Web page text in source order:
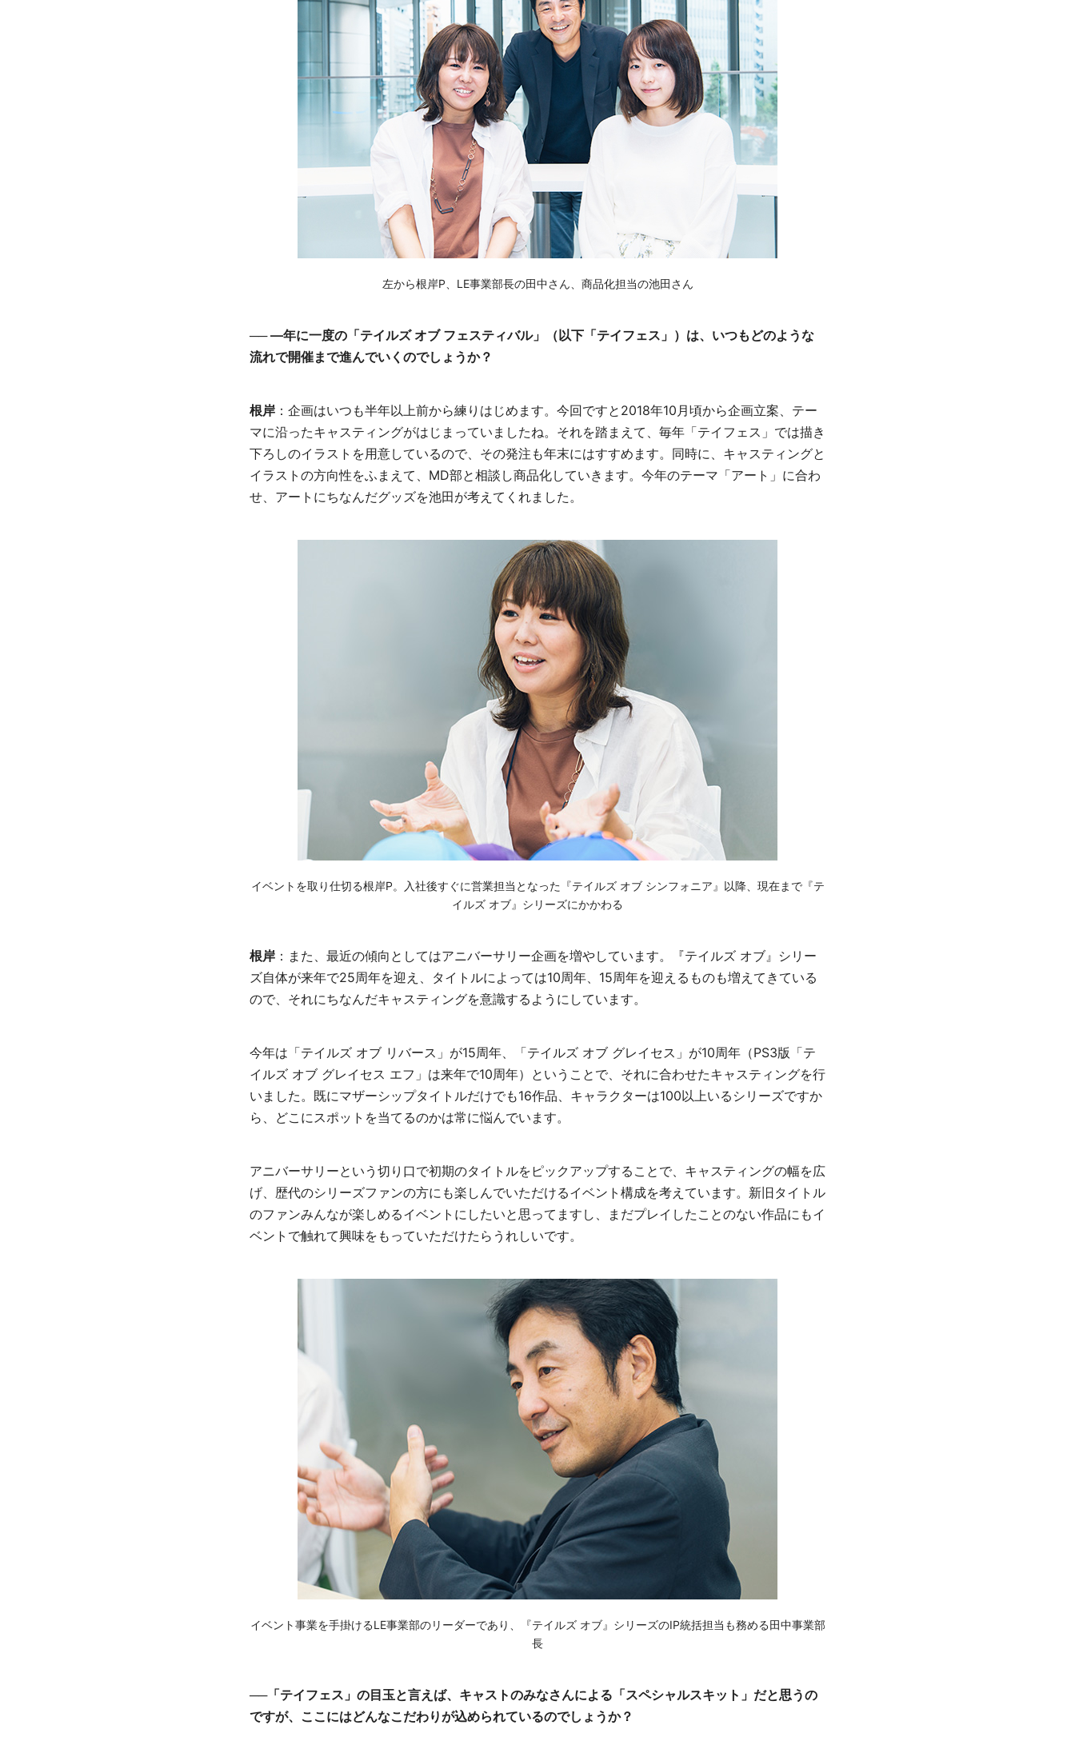
左から根岸P、LE事業部長の田中さん、商品化担当の池田さん
── ―年に一度の「テイルズ オブ フェスティバル」（以下「テイフェス」）は、いつもどのような
流れで開催まで進んでいくのでしょうか？
根岸 ：企画はいつも半年以上前から練りはじめます。今回ですと2018年10月頃から企画立案、テー
マに沿ったキャスティングがはじまっていましたね。それを踏まえて、毎年「テイフェス」では描き
下ろしのイラストを用意しているので、その発注も年末にはすすめます。同時に、キャスティングと
イラストの方向性をふまえて、MD部と相談し商品化していきます。今年のテーマ「アート」に合わ
せ、アートにちなんだグッズを池田が考えてくれました。
イベントを取り仕切る根岸P。入社後すぐに営業担当となった『テイルズ オブ シンフォニア』以降、現在まで『テ
イルズ オブ』シリーズにかかわる
根岸 ：また、最近の傾向としてはアニバーサリー企画を増やしています。『テイルズ オブ』シリー
ズ自体が来年で25周年を迎え、タイトルによっては10周年、15周年を迎えるものも増えてきている
ので、それにちなんだキャスティングを意識するようにしています。
今年は「テイルズ オブ リバース」が15周年、「テイルズ オブ グレイセス」が10周年（PS3版「テ
イルズ オブ グレイセス エフ」は来年で10周年）ということで、それに合わせたキャスティングを行
いました。既にマザーシップタイトルだけでも16作品、キャラクターは100以上いるシリーズですか
ら、どこにスポットを当てるのかは常に悩んでいます。
アニバーサリーという切り口で初期のタイトルをピックアップすることで、キャスティングの幅を広
げ、歴代のシリーズファンの方にも楽しんでいただけるイベント構成を考えています。新旧タイトル
のファンみんなが楽しめるイベントにしたいと思ってますし、まだプレイしたことのない作品にもイ
ベントで触れて興味をもっていただけたらうれしいです。
イベント事業を手掛けるLE事業部のリーダーであり、『テイルズ オブ』シリーズのIP統括担当も務める田中事業部
長
──「テイフェス」の目玉と言えば、キャストのみなさんによる「スペシャルスキット」だと思うの
ですが、ここにはどんなこだわりが込められているのでしょうか？